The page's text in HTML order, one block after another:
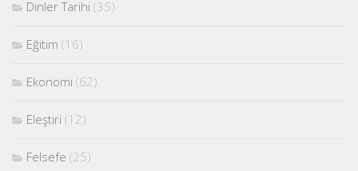
Dinler Tarihi (35)
Eğitim (16)
Ekonomi (62)
Eleştiri (12)
Felsefe (25)